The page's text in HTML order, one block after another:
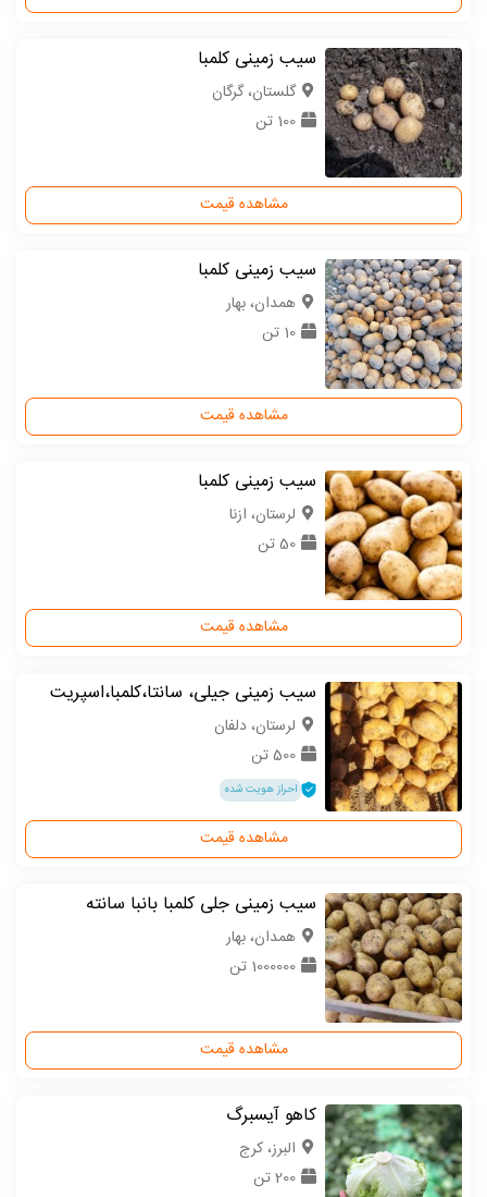
سیب زمینی کلمبا
گلستان، گرگان
100 تن
مشاهده قیمت
سیب زمینی کلمبا
همدان، بهار
10 تن
مشاهده قیمت
سیب زمینی کلمبا
لرستان، ازنا
50 تن
مشاهده قیمت
سیب زمینی جیلی، سانتا،کلمبا،اسپریت
لرستان، دلفان
500 تن
احراز هویت شده
مشاهده قیمت
سیب زمینی جلی کلمبا بانبا سانته
همدان، بهار
1000000 تن
مشاهده قیمت
کاهو آیسبرگ
البرز، کرج
200 تن